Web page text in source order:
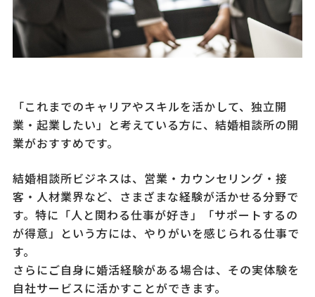
「これまでのキャリアやスキルを活かして、独立開
業・起業したい」と考えている方に、結婚相談所の開
業がおすすめです。
結婚相談所ビジネスは、営業・カウンセリング・接
客・人材業界など、さまざまな経験が活かせる分野で
す。特に「人と関わる仕事が好き」「サポートするの
が得意」という方には、やりがいを感じられる仕事で
す。
さらにご自身に婚活経験がある場合は、その実体験を
自社サービスに活かすことができます。